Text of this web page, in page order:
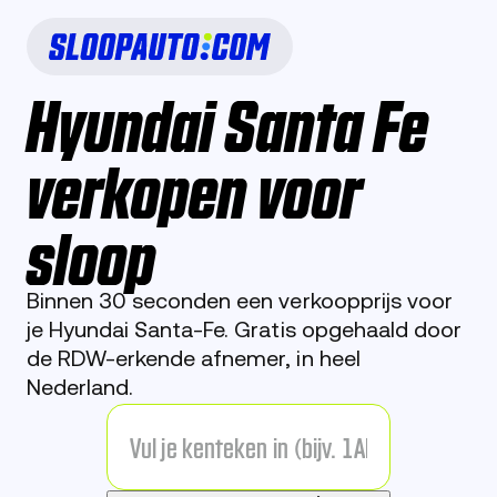
Hyundai Santa Fe
verkopen voor
sloop
Binnen 30 seconden een verkoopprijs voor
je Hyundai Santa-Fe. Gratis opgehaald door
de RDW-erkende afnemer, in heel
Nederland.